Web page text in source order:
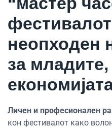
неопходен
за младите,
Личен и професионален
кон фестивалот како